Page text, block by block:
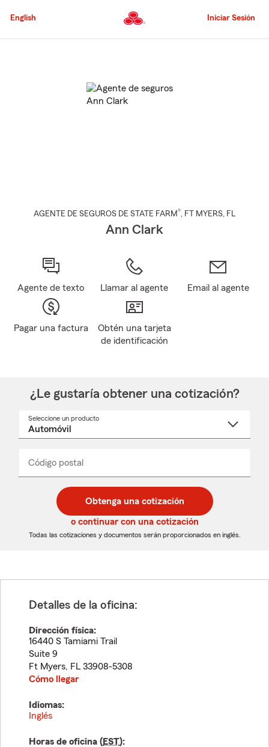
al
principal
English Iniciar Sesión
AGENTE DE SEGUROS DE STATE FARM®, FT MYERS, FL
Ann Clark
Agente de texto Llamar al agente Email al agente
Pagar una factura
Obtén una tarjeta
de identificación
¿Le gustaría obtener una cotización?
Seleccione un producto
desplegable
Código postal
de
5
dígitos
de
5
dígitos
_____
Obtenga una cotización
o continuar con una cotización
Todas las cotizaciones y documentos serán proporcionados en inglés.
Detalles de la oficina:
Dirección física:
16440 S Tamiami Trail
Suite 9
Ft Myers, FL 33908-5308
Cómo llegar
Idiomas:
Inglés
Horas de oficina (EST):